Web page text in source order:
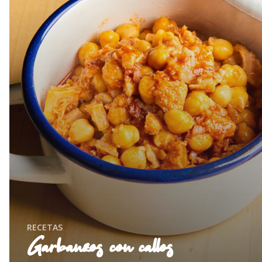
RECETAS
Garbanzos con callos